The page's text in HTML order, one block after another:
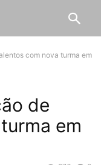
com nova turma em
de
em